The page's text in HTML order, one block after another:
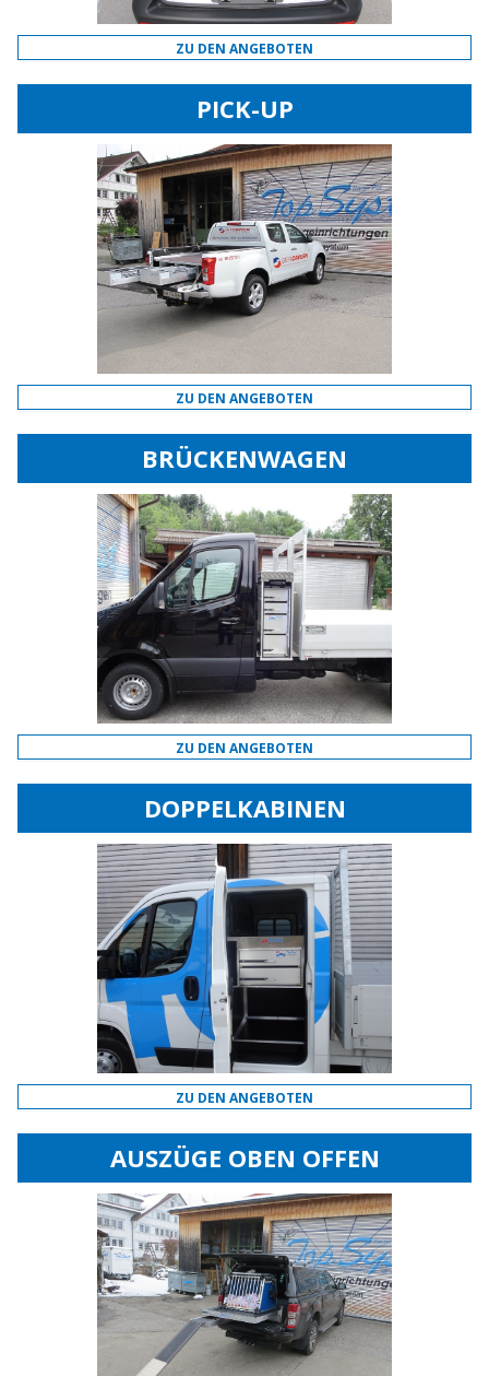
ZU DEN ANGEBOTEN
PICK-UP
ZU DEN ANGEBOTEN
BRÜCKENWAGEN
ZU DEN ANGEBOTEN
DOPPELKABINEN
ZU DEN ANGEBOTEN
AUSZÜGE OBEN OFFEN